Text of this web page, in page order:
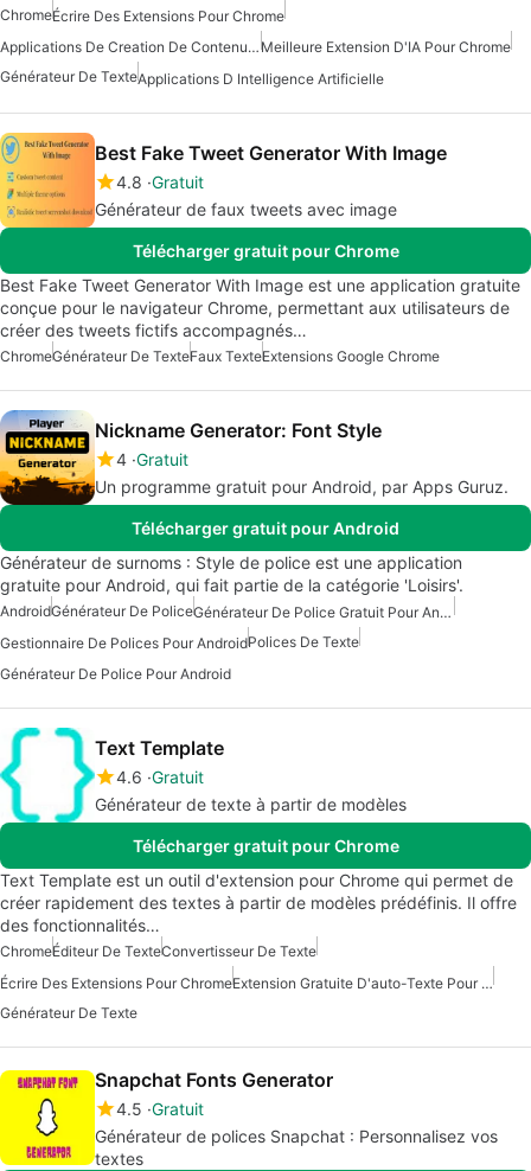
ChromeÉcrire Des Extensions Pour Chrome
Applications De Creation De Contenu Avec Intelligence ArtificielleMeilleure Extension D'IA Pour Chrome
Générateur De TexteApplications D Intelligence Artificielle
Best Fake Tweet Generator With Image
4.8 Gratuit
Générateur de faux tweets avec image
Télécharger gratuit pour Chrome
Best Fake Tweet Generator With Image est une application gratuite
conçue pour le navigateur Chrome, permettant aux utilisateurs de
créer des tweets fictifs accompagnés…
ChromeGénérateur De TexteFaux TexteExtensions Google Chrome
Nickname Generator: Font Style
4 Gratuit
Un programme gratuit pour Android, par Apps Guruz.
Télécharger gratuit pour Android
Générateur de surnoms : Style de police est une application
gratuite pour Android, qui fait partie de la catégorie 'Loisirs'.
AndroidGénérateur De Police
Générateur De Police Gratuit Pour Android
Gestionnaire De Polices Pour AndroidPolices De Texte
Générateur De Police Pour Android
Text Template
4.6 Gratuit
Générateur de texte à partir de modèles
Télécharger gratuit pour Chrome
Text Template est un outil d'extension pour Chrome qui permet de
créer rapidement des textes à partir de modèles prédéfinis. Il offre
des fonctionnalités…
ChromeÉditeur De TexteConvertisseur De Texte
Écrire Des Extensions Pour Chrome
Extension Gratuite D'auto-Texte Pour Chrome
Générateur De Texte
Snapchat Fonts Generator
4.5 Gratuit
Générateur de polices Snapchat : Personnalisez vos
textes